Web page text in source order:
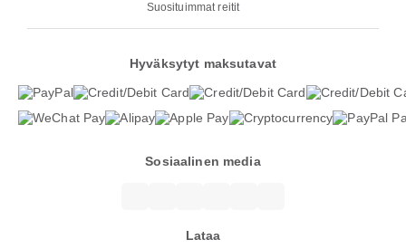
Suosituimmat reitit
Hyväksytyt maksutavat
Sosiaalinen media
Lataa